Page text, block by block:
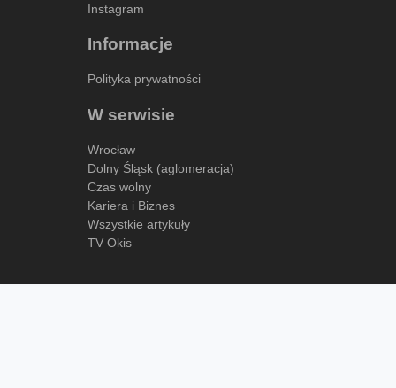
Instagram
Informacje
Polityka prywatności
W serwisie
Wrocław
Dolny Śląsk (aglomeracja)
Czas wolny
Kariera i Biznes
Wszystkie artykuły
TV Okis